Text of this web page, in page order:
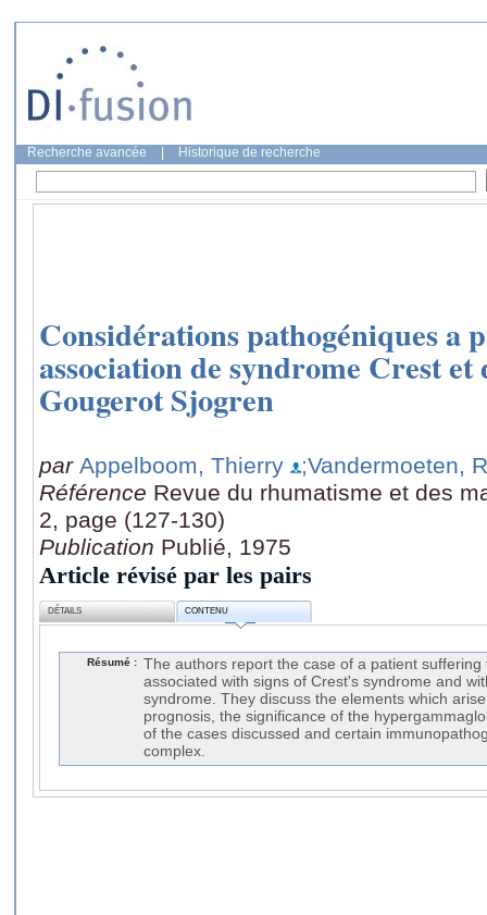
Recherche avancée Historique de recherche
Considérations pathogéniques a
association de syndrome Crest et
Gougerot Sjogren
par Appelboom, Thierry
;Vandermoeten,
Référence Revue du rhumatisme et des
2, page (127-130)
Publication Publié, 1975
Article révisé par les pairs
DÉTAILS CONTENU
Résumé : The authors report the case of a patient
associated with signs of Crest's syndrome and
syndrome. They discuss the elements which
prognosis, the significance of the
of the cases discussed and certain
complex.